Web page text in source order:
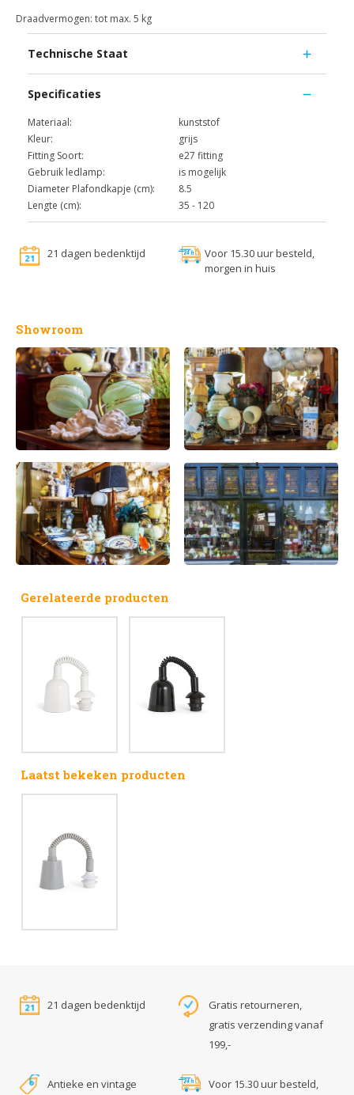
Draadvermogen: tot max. 5 kg
Technische Staat
Specificaties
Materiaal:
kunststof
Kleur:
grijs
Fitting Soort:
e27 fitting
Gebruik ledlamp:
is mogelijk
Diameter Plafondkapje (cm):
8.5
Lengte (cm):
35 - 120
21 dagen bedenktijd
Voor 15.30 uur besteld,
morgen in huis
Showroom
Gerelateerde producten
Laatst bekeken producten
21 dagen bedenktijd
Gratis retourneren,
gratis verzending vanaf
199,-
Antieke en vintage
Voor 15.30 uur besteld,